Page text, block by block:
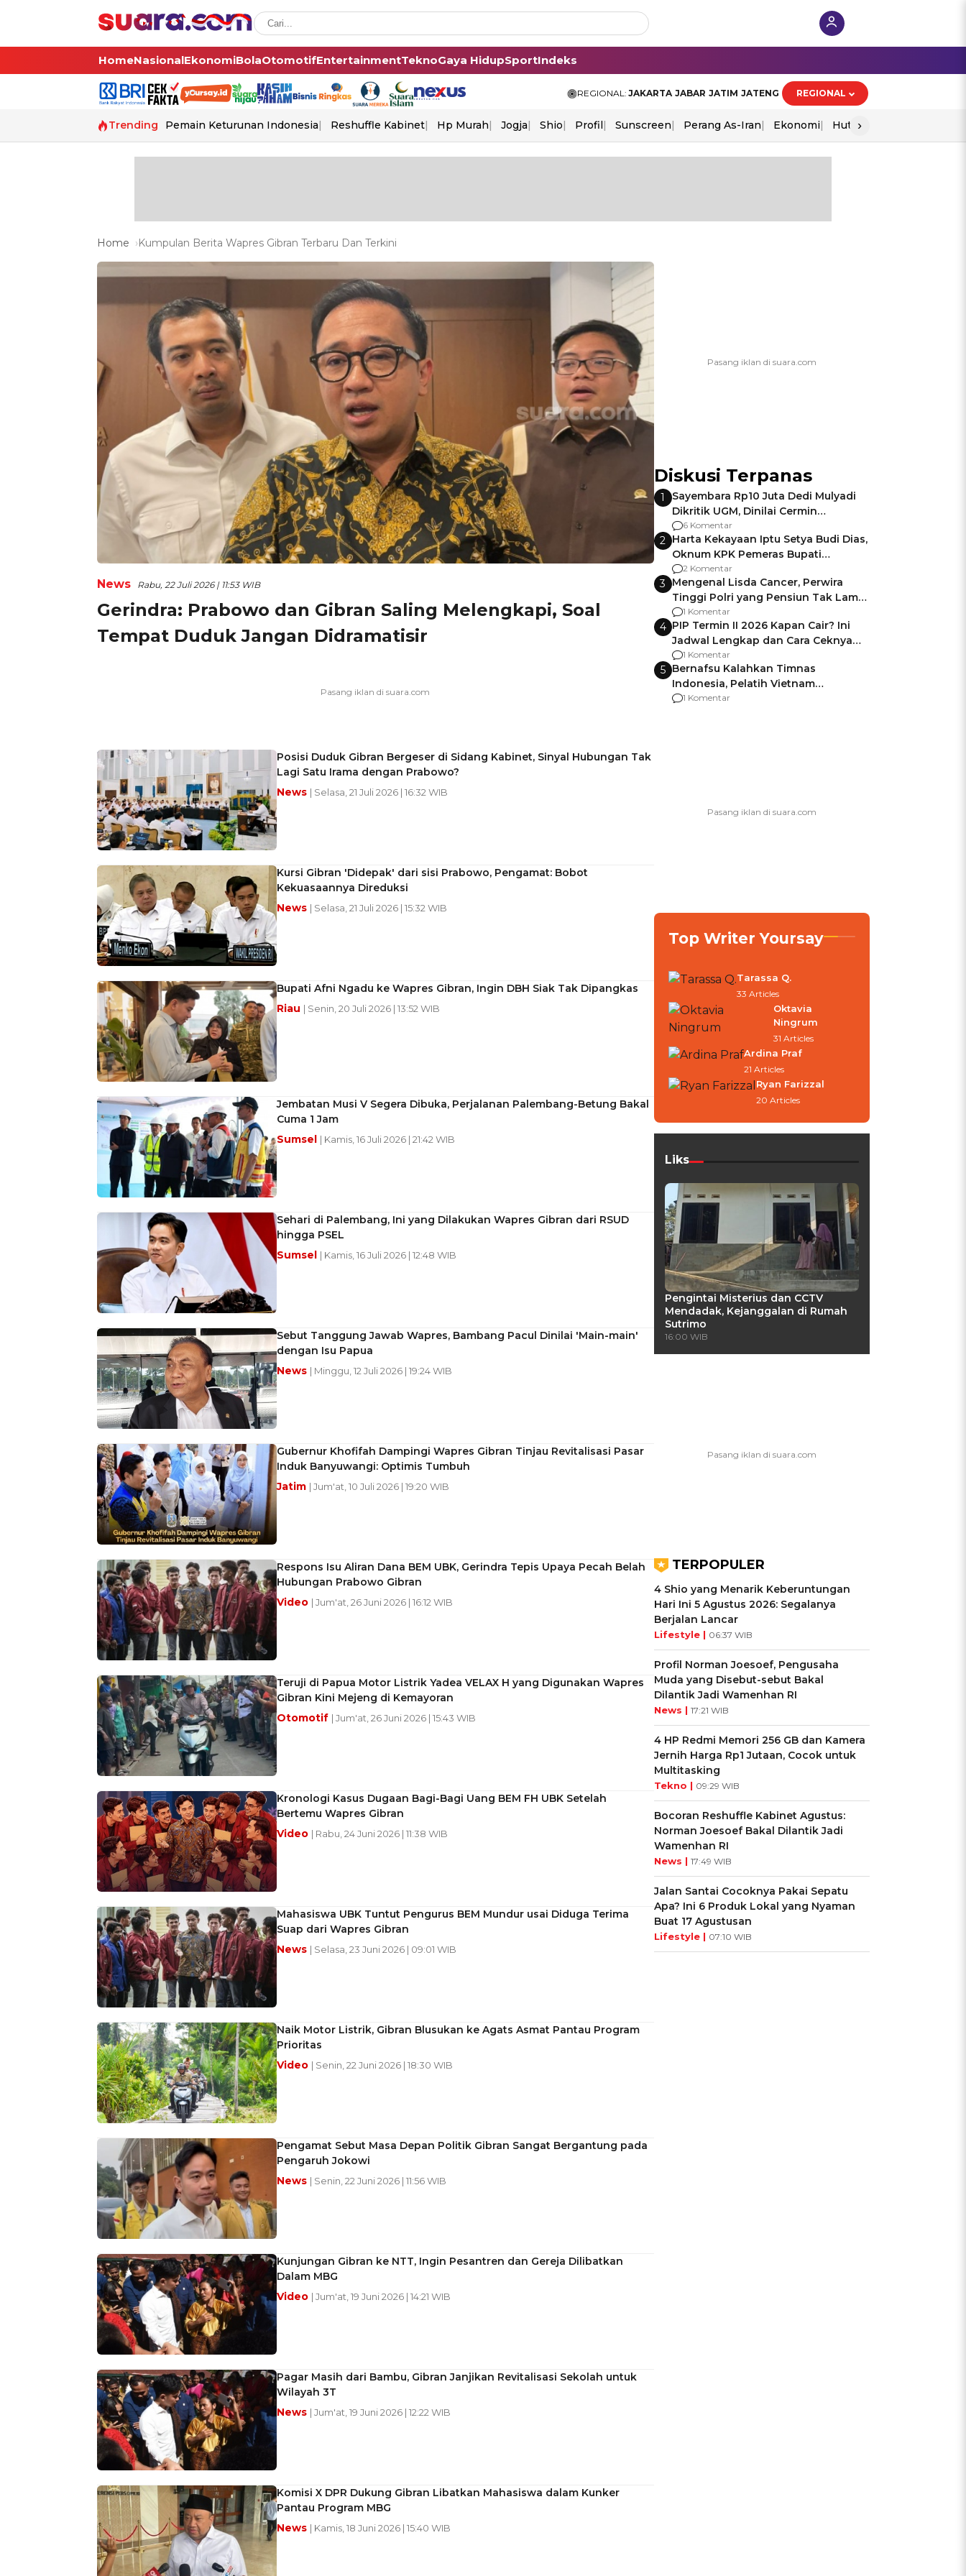
HomeNasionalEkonomiBolaOtomotifEntertainmentTeknoGaya HidupSportIndeks
REGIONAL: JAKARTA JABAR JATIM JATENG REGIONAL
Trending Pemain Keturunan Indonesia Reshuffle Kabinet Hp Murah Jogja Shio Profil Sunscreen Perang As-Iran Ekonomi Hut Ri
›
Home Kumpulan Berita Wapres Gibran Terbaru Dan Terkini
News Rabu, 22 Juli 2026 | 11:53 WIB
Gerindra: Prabowo dan Gibran Saling Melengkapi, Soal
Tempat Duduk Jangan Didramatisir
Posisi Duduk Gibran Bergeser di Sidang Kabinet, Sinyal Hubungan Tak
Lagi Satu Irama dengan Prabowo?
News | Selasa, 21 Juli 2026 | 16:32 WIB
Kursi Gibran 'Didepak' dari sisi Prabowo, Pengamat: Bobot
Kekuasaannya Direduksi
News | Selasa, 21 Juli 2026 | 15:32 WIB
Bupati Afni Ngadu ke Wapres Gibran, Ingin DBH Siak Tak Dipangkas
Riau | Senin, 20 Juli 2026 | 13:52 WIB
Jembatan Musi V Segera Dibuka, Perjalanan Palembang-Betung Bakal
Cuma 1 Jam
Sumsel | Kamis, 16 Juli 2026 | 21:42 WIB
Sehari di Palembang, Ini yang Dilakukan Wapres Gibran dari RSUD
hingga PSEL
Sumsel | Kamis, 16 Juli 2026 | 12:48 WIB
Sebut Tanggung Jawab Wapres, Bambang Pacul Dinilai 'Main-main'
dengan Isu Papua
News | Minggu, 12 Juli 2026 | 19:24 WIB
Gubernur Khofifah Dampingi Wapres Gibran Tinjau Revitalisasi Pasar
Induk Banyuwangi: Optimis Tumbuh
Jatim | Jum'at, 10 Juli 2026 | 19:20 WIB
Respons Isu Aliran Dana BEM UBK, Gerindra Tepis Upaya Pecah Belah
Hubungan Prabowo Gibran
Video | Jum'at, 26 Juni 2026 | 16:12 WIB
Teruji di Papua Motor Listrik Yadea VELAX H yang Digunakan Wapres
Gibran Kini Mejeng di Kemayoran
Otomotif | Jum'at, 26 Juni 2026 | 15:43 WIB
Kronologi Kasus Dugaan Bagi-Bagi Uang BEM FH UBK Setelah
Bertemu Wapres Gibran
Video | Rabu, 24 Juni 2026 | 11:38 WIB
Mahasiswa UBK Tuntut Pengurus BEM Mundur usai Diduga Terima
Suap dari Wapres Gibran
News | Selasa, 23 Juni 2026 | 09:01 WIB
Naik Motor Listrik, Gibran Blusukan ke Agats Asmat Pantau Program
Prioritas
Video | Senin, 22 Juni 2026 | 18:30 WIB
Pengamat Sebut Masa Depan Politik Gibran Sangat Bergantung pada
Pengaruh Jokowi
News | Senin, 22 Juni 2026 | 11:56 WIB
Kunjungan Gibran ke NTT, Ingin Pesantren dan Gereja Dilibatkan
Dalam MBG
Video | Jum'at, 19 Juni 2026 | 14:21 WIB
Pagar Masih dari Bambu, Gibran Janjikan Revitalisasi Sekolah untuk
Wilayah 3T
News | Jum'at, 19 Juni 2026 | 12:22 WIB
Komisi X DPR Dukung Gibran Libatkan Mahasiswa dalam Kunker
Pantau Program MBG
News | Kamis, 18 Juni 2026 | 15:40 WIB
Diskusi Terpanas
1
Sayembara Rp10 Juta Dedi Mulyadi
Dikritik UGM, Dinilai Cermin
Gagalnya Negara Jamin Keamanan
6 Komentar
2 Harta Kekayaan Iptu Setya Budi Dias,
Oknum KPK Pemeras Bupati
Pemalang
2 Komentar
3 Mengenal Lisda Cancer, Perwira
Tinggi Polri yang Pensiun Tak Lama
Usai Jadi Brigjen
1 Komentar
4 PIP Termin II 2026 Kapan Cair? Ini
Jadwal Lengkap dan Cara Ceknya
agar Dana Tidak Hangus!
1 Komentar
5 Bernafsu Kalahkan Timnas
Indonesia, Pelatih Vietnam
Berencana Pakai Jimat di Pakansari
1 Komentar
Top Writer Yoursay
Tarassa Q.
33 Articles
Oktavia
Ningrum
31 Articles
Ardina Praf
21 Articles
Ryan Farizzal
20 Articles
Liks
Pengintai Misterius dan CCTV
Mendadak, Kejanggalan di Rumah
Sutrimo
16:00 WIB
TERPOPULER
4 Shio yang Menarik Keberuntungan
Hari Ini 5 Agustus 2026: Segalanya
Berjalan Lancar
Lifestyle | 06:37 WIB
Profil Norman Joesoef, Pengusaha
Muda yang Disebut-sebut Bakal
Dilantik Jadi Wamenhan RI
News | 17:21 WIB
4 HP Redmi Memori 256 GB dan Kamera
Jernih Harga Rp1 Jutaan, Cocok untuk
Multitasking
Tekno | 09:29 WIB
Bocoran Reshuffle Kabinet Agustus:
Norman Joesoef Bakal Dilantik Jadi
Wamenhan RI
News | 17:49 WIB
Jalan Santai Cocoknya Pakai Sepatu
Apa? Ini 6 Produk Lokal yang Nyaman
Buat 17 Agustusan
Lifestyle | 07:10 WIB